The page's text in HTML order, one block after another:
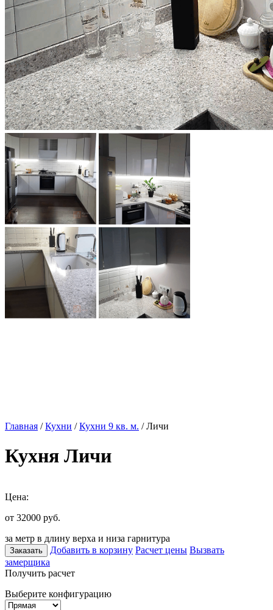
Главная /Кухни /Кухни 9 кв. м. / Личи
Кухня Личи
Цена:
от 32000 руб.
за метр в длину верха и низа гарнитура
Заказать Добавить в корзину Расчет цены Вызвать
замерщика
Получить расчет
Выберите конфигурацию